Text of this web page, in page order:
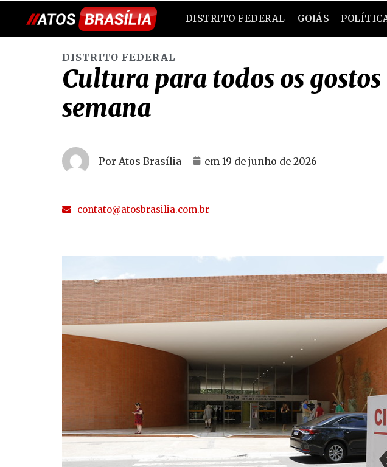
DISTRITO FEDERAL GOIÁS
DISTRITO FEDERAL
Cultura para todos os
semana
Por Atos Brasília em 19 de junho de 2026
contato@atosbrasilia.com.br